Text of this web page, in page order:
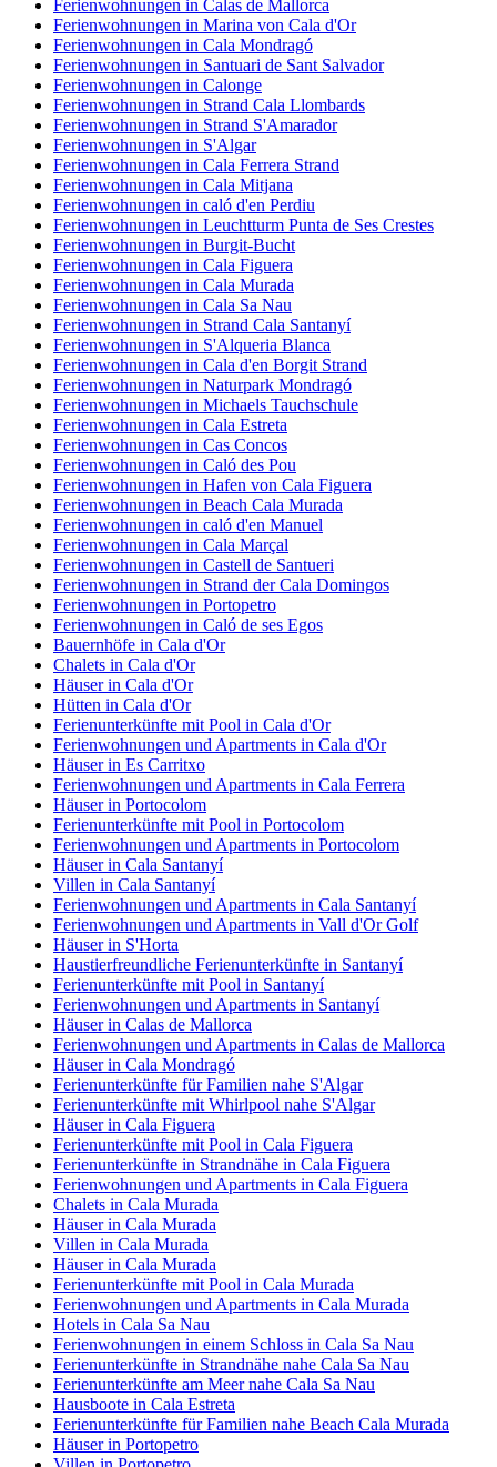
Ferienwohnungen in Calas de Mallorca
Ferienwohnungen in Marina von Cala d'Or
Ferienwohnungen in Cala Mondragó
Ferienwohnungen in Santuari de Sant Salvador
Ferienwohnungen in Calonge
Ferienwohnungen in Strand Cala Llombards
Ferienwohnungen in Strand S'Amarador
Ferienwohnungen in S'Algar
Ferienwohnungen in Cala Ferrera Strand
Ferienwohnungen in Cala Mitjana
Ferienwohnungen in caló d'en Perdiu
Ferienwohnungen in Leuchtturm Punta de Ses Crestes
Ferienwohnungen in Burgit-Bucht
Ferienwohnungen in Cala Figuera
Ferienwohnungen in Cala Murada
Ferienwohnungen in Cala Sa Nau
Ferienwohnungen in Strand Cala Santanyí
Ferienwohnungen in S'Alqueria Blanca
Ferienwohnungen in Cala d'en Borgit Strand
Ferienwohnungen in Naturpark Mondragó
Ferienwohnungen in Michaels Tauchschule
Ferienwohnungen in Cala Estreta
Ferienwohnungen in Cas Concos
Ferienwohnungen in Caló des Pou
Ferienwohnungen in Hafen von Cala Figuera
Ferienwohnungen in Beach Cala Murada
Ferienwohnungen in caló d'en Manuel
Ferienwohnungen in Cala Marçal
Ferienwohnungen in Castell de Santueri
Ferienwohnungen in Strand der Cala Domingos
Ferienwohnungen in Portopetro
Ferienwohnungen in Caló de ses Egos
Bauernhöfe in Cala d'Or
Chalets in Cala d'Or
Häuser in Cala d'Or
Hütten in Cala d'Or
Ferienunterkünfte mit Pool in Cala d'Or
Ferienwohnungen und Apartments in Cala d'Or
Häuser in Es Carritxo
Ferienwohnungen und Apartments in Cala Ferrera
Häuser in Portocolom
Ferienunterkünfte mit Pool in Portocolom
Ferienwohnungen und Apartments in Portocolom
Häuser in Cala Santanyí
Villen in Cala Santanyí
Ferienwohnungen und Apartments in Cala Santanyí
Ferienwohnungen und Apartments in Vall d'Or Golf
Häuser in S'Horta
Haustierfreundliche Ferienunterkünfte in Santanyí
Ferienunterkünfte mit Pool in Santanyí
Ferienwohnungen und Apartments in Santanyí
Häuser in Calas de Mallorca
Ferienwohnungen und Apartments in Calas de Mallorca
Häuser in Cala Mondragó
Ferienunterkünfte für Familien nahe S'Algar
Ferienunterkünfte mit Whirlpool nahe S'Algar
Häuser in Cala Figuera
Ferienunterkünfte mit Pool in Cala Figuera
Ferienunterkünfte in Strandnähe in Cala Figuera
Ferienwohnungen und Apartments in Cala Figuera
Chalets in Cala Murada
Häuser in Cala Murada
Villen in Cala Murada
Häuser in Cala Murada
Ferienunterkünfte mit Pool in Cala Murada
Ferienwohnungen und Apartments in Cala Murada
Hotels in Cala Sa Nau
Ferienwohnungen in einem Schloss in Cala Sa Nau
Ferienunterkünfte in Strandnähe nahe Cala Sa Nau
Ferienunterkünfte am Meer nahe Cala Sa Nau
Hausboote in Cala Estreta
Ferienunterkünfte für Familien nahe Beach Cala Murada
Häuser in Portopetro